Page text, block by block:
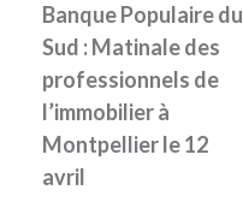
Banque Populaire du
Sud : Matinale des
professionnels de
l’immobilier à
Montpellier le 12
avril